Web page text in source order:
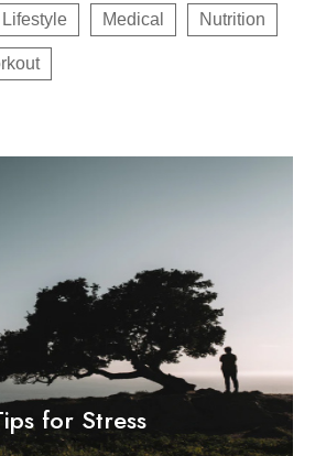
Lifestyle Medical Nutrition
for Stress